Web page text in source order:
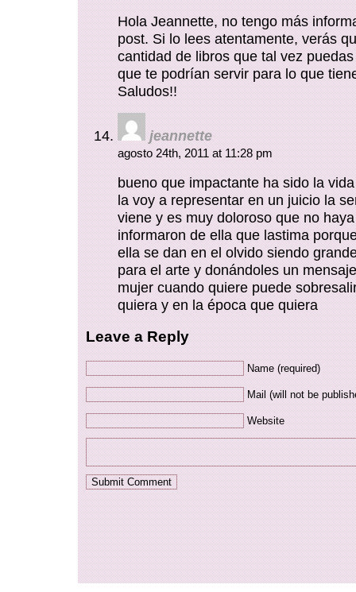
Hola Jeannette, no tengo más
post. Si lo lees atentamente, verás
cantidad de libros que tal vez
que te podrían servir para lo que
Saludos!!
jeannette
agosto 24th, 2011 at 11:28 pm
bueno que impactante ha sido la
la voy a representar en un juicio la
viene y es muy doloroso que no
informaron de ella que lastima
ella se dan en el olvido siendo
para el arte y donándoles un
mujer cuando quiere puede
quiera y en la época que quiera
Leave a Reply
Name (required)
Mail (will not be
Website